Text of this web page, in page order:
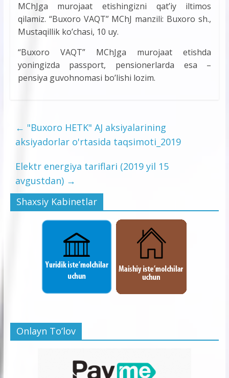
MChJga murojaat etishingizni qat’iy iltimos
qilamiz. “Buxoro VAQT” MChJ manzili: Buxoro sh.,
Mustaqillik ko’chasi, 10 uy.
“Buxoro VAQT” MChJga murojaat etishda
yoningizda passport, pensionerlarda esa –
pensiya guvohnomasi bo’lishi lozim.
← "Buxoro HETK" AJ aksiyalarining
aksiyadorlar o'rtasida taqsimoti_2019
Elektr energiya tariflari (2019 yil 15
avgustdan) →
Shaxsiy Kabinetlar
Onlayn To’lov